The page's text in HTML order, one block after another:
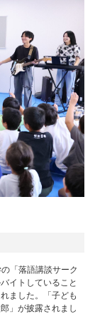
「落語講談サーク
イトしていること
ました。「子ども
」が披露されまし